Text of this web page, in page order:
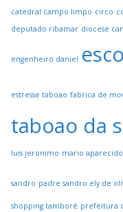
catedral campo limpo circo
deputado ribamar diocese
engenheiro daniel
estresse taboao fabrica de
taboao da
luis jeronimo mario aparecido
sandro padre sandro ely de
shopping tamboré prefeitura